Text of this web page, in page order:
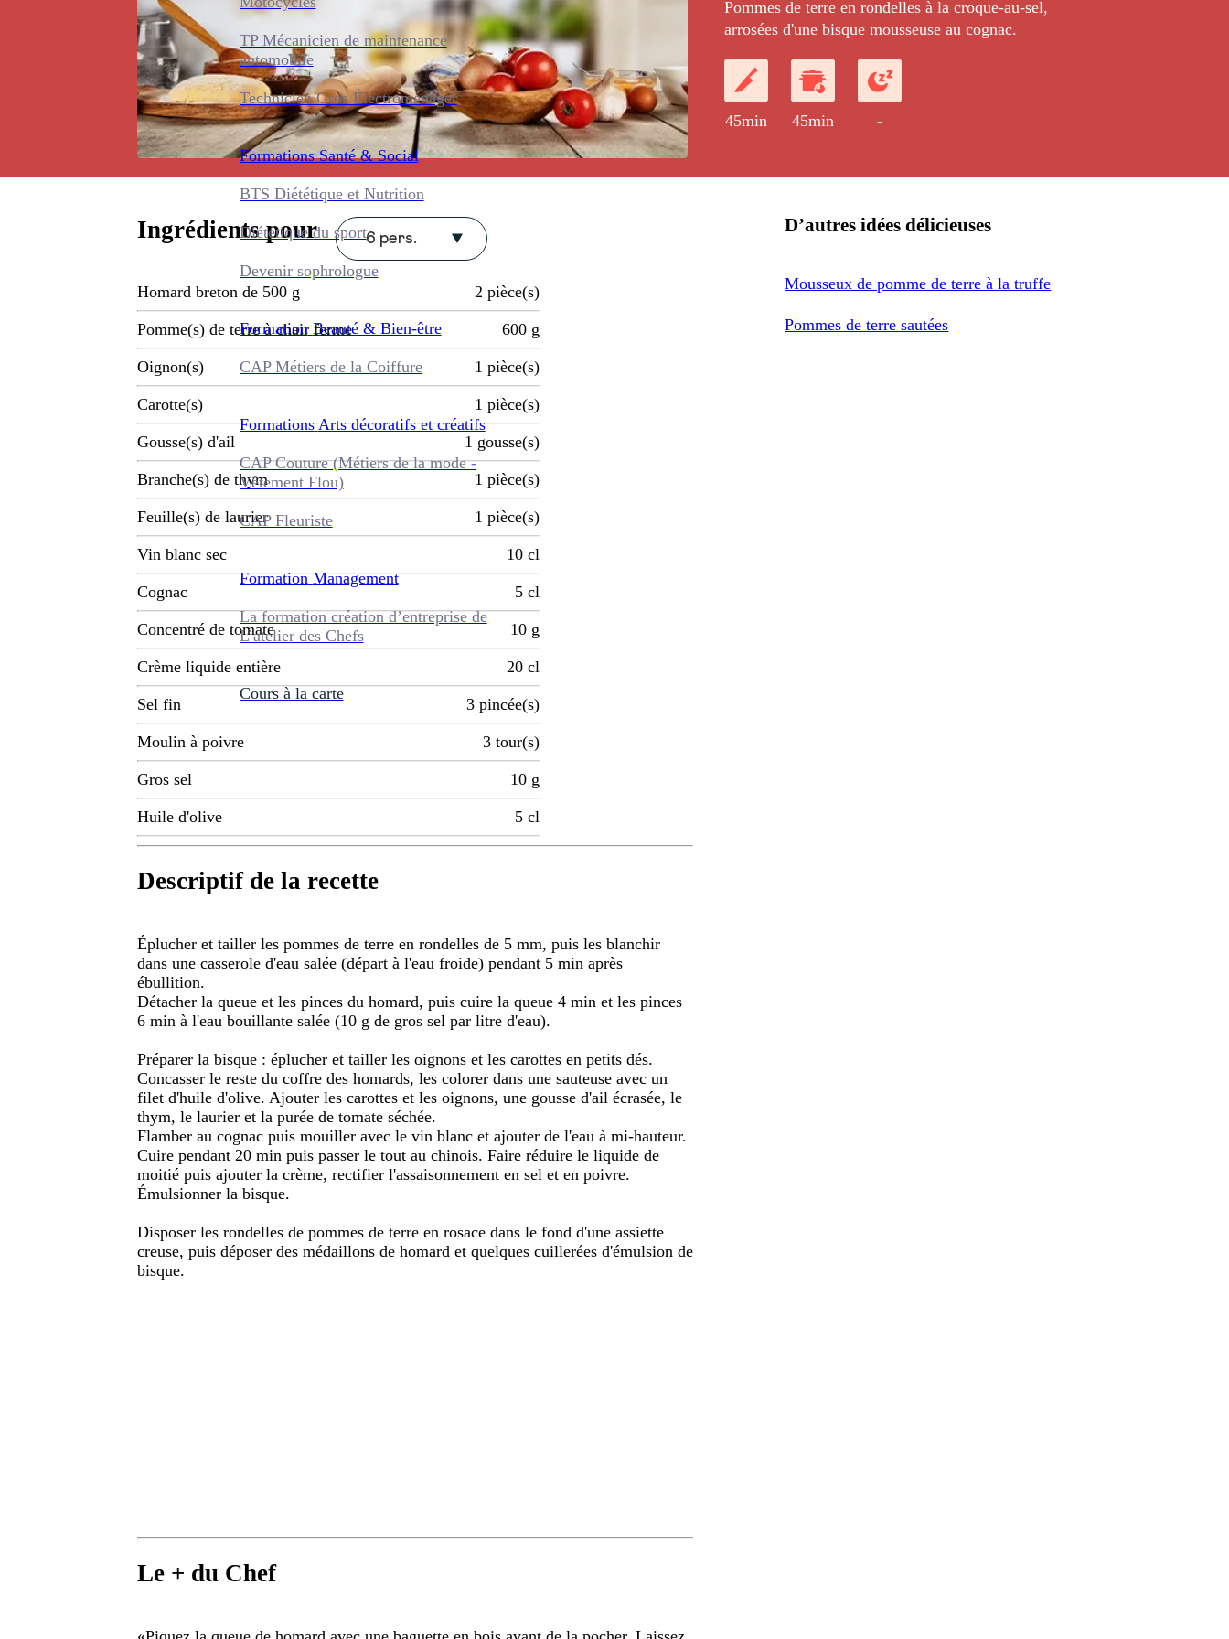
TP Mécanicien de maintenance
automobile
Technicien Gros Électroménager
Formations Santé & Social
BTS Diététique et Nutrition
Diététique du sport
Devenir sophrologue
Formation Beauté & Bien-être
CAP Métiers de la Coiffure
Formations Arts décoratifs et créatifs
CAP Couture (Métiers de la mode -
Vêtement Flou)
CAP Fleuriste
Formation Management
La formation création d’entreprise de
L’atelier des Chefs
Cours à la carte
Pommes de terre en rondelles à la croque-au-sel,
arrosées d'une bisque mousseuse au cognac.
45min 45min -
Ingrédients pour 6 pers.
Homard breton de 500 g 2 pièce(s)
Pomme(s) de terre à chair ferme 600 g
Oignon(s) 1 pièce(s)
Carotte(s) 1 pièce(s)
Gousse(s) d'ail 1 gousse(s)
Branche(s) de thym 1 pièce(s)
Feuille(s) de laurier 1 pièce(s)
Vin blanc sec 10 cl
Cognac 5 cl
Concentré de tomate 10 g
Crème liquide entière 20 cl
Sel fin 3 pincée(s)
Moulin à poivre 3 tour(s)
Gros sel 10 g
Huile d'olive 5 cl
Descriptif de la recette
Éplucher et tailler les pommes de terre en rondelles de 5 mm, puis les blanchir
dans une casserole d'eau salée (départ à l'eau froide) pendant 5 min après
ébullition.
Détacher la queue et les pinces du homard, puis cuire la queue 4 min et les pinces
6 min à l'eau bouillante salée (10 g de gros sel par litre d'eau).
Préparer la bisque : éplucher et tailler les oignons et les carottes en petits dés.
Concasser le reste du coffre des homards, les colorer dans une sauteuse avec un
filet d'huile d'olive. Ajouter les carottes et les oignons, une gousse d'ail écrasée, le
thym, le laurier et la purée de tomate séchée.
Flamber au cognac puis mouiller avec le vin blanc et ajouter de l'eau à mi-hauteur.
Cuire pendant 20 min puis passer le tout au chinois. Faire réduire le liquide de
moitié puis ajouter la crème, rectifier l'assaisonnement en sel et en poivre.
Émulsionner la bisque.
Disposer les rondelles de pommes de terre en rosace dans le fond d'une assiette
creuse, puis déposer des médaillons de homard et quelques cuillerées d'émulsion de
bisque.
Le + du Chef
D’autres idées délicieuses
Mousseux de pomme de terre à la truffe
Pommes de terre sautées